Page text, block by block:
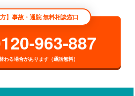
検索する
条件で絞り込む
の他の検索方法
院名から探す
方】事故・通院 無料相談窓口
963-887
る場合があります（通話無料）